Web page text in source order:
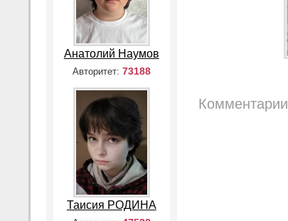
Комментарии
Анатолий Наумов
Авторитет: 73188
Таисия РОДИНА